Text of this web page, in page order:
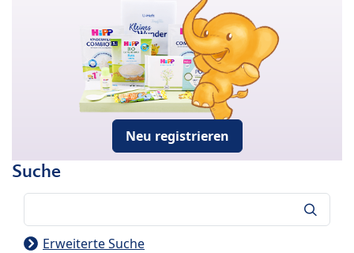
Neu registrieren
Suche
Erweiterte Suche